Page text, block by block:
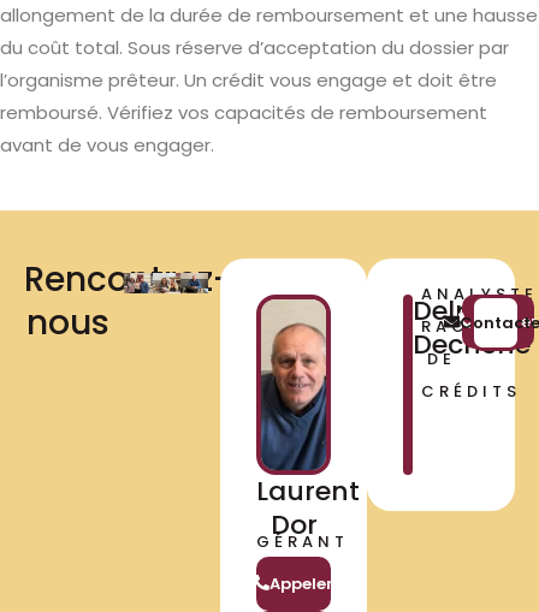
allongement de la durée de remboursement et une hausse
du coût total. Sous réserve d’acceptation du dossier par
l’organisme prêteur. Un crédit vous engage et doit être
remboursé. Vérifiez vos capacités de remboursement
avant de vous engager.
Rencontrez-
nous​
Laurent
Dor
GÉRANT
Appeler
Delphine
Dechene
ANALYSTE
RACHAT
DE
CRÉDITS
Appeler